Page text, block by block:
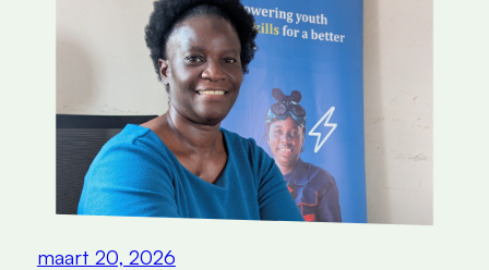
maart 20, 2026